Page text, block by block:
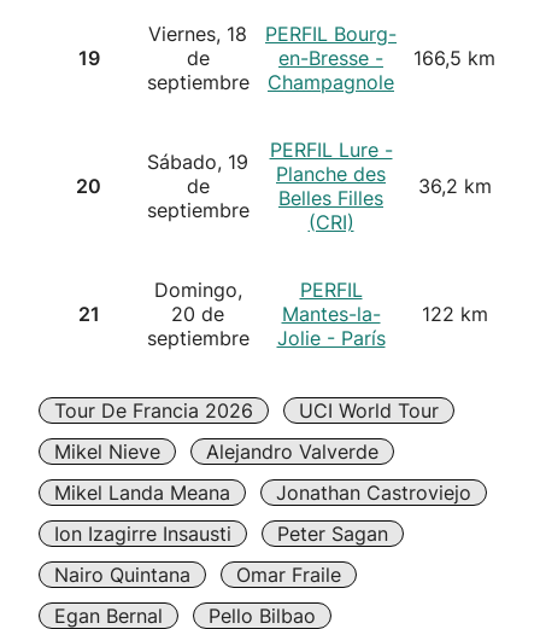
19
Viernes, 18
de
septiembre
PERFIL Bourg-
en-Bresse -
Champagnole
166,5 km
20
Sábado, 19
de
septiembre
PERFIL Lure -
Planche des
Belles Filles
(CRI)
36,2 km
21
Domingo,
20 de
septiembre
PERFIL
Mantes-la-
Jolie - París
122 km
Tour De Francia 2026
UCI World Tour
Mikel Nieve
Alejandro Valverde
Mikel Landa Meana
Jonathan Castroviejo
Ion Izagirre Insausti
Peter Sagan
Nairo Quintana
Omar Fraile
Egan Bernal
Pello Bilbao